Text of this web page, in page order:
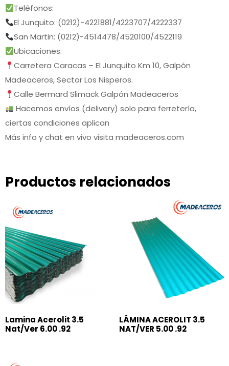
Teléfonos:
El Junquito: (0212)-4221881/4223707/4222337
San Martin: (0212)-4514478/4520100/4522119
Ubicaciones:
Carretera Caracas – El Junquito Km 10, Galpón
Madeaceros, Sector Los Nisperos.
Calle Bermard Slimack Galpón Madeaceros
Hacemos envíos (delivery) solo para ferretería,
ciertas condiciones aplican
Más info y chat en vivo visita madeaceros.com
Productos relacionados
Lamina Acerolit 3.5
Nat/Ver 6.00 .92
LÁMINA ACEROLIT 3.5
NAT/VER 5.00 .92